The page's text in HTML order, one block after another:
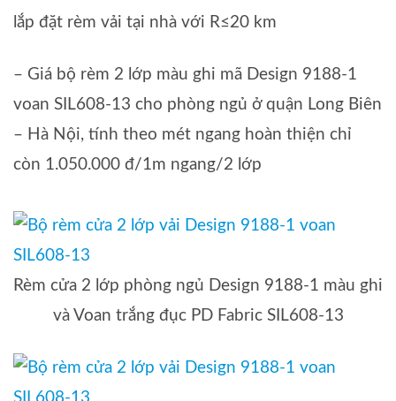
lắp đặt rèm vải tại nhà với R≤20 km
– Giá bộ rèm 2 lớp màu ghi mã Design 9188-1
voan SIL608-13 cho phòng ngủ ở quận Long Biên
– Hà Nội, tính theo mét ngang hoàn thiện chỉ
còn 1.050.000 đ/1m ngang/2 lớp
Rèm cửa 2 lớp phòng ngủ Design 9188-1 màu ghi
và Voan trắng đục PD Fabric SIL608-13